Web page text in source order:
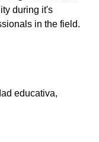
during it's
in the field.
educativa,